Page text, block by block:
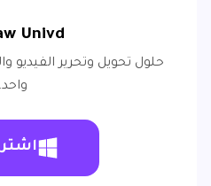
Univd
حلول تحويل وتحرير
واحد.